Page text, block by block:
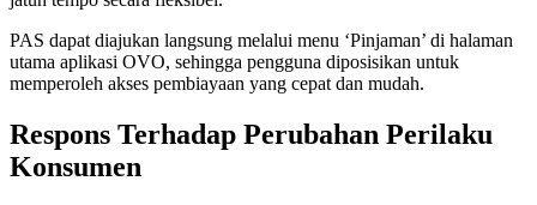
PAS dapat diajukan langsung melalui menu ‘Pinjaman’ di halaman
utama aplikasi OVO, sehingga pengguna diposisikan untuk
memperoleh akses pembiayaan yang cepat dan mudah.
Respons Terhadap Perubahan Perilaku
Konsumen